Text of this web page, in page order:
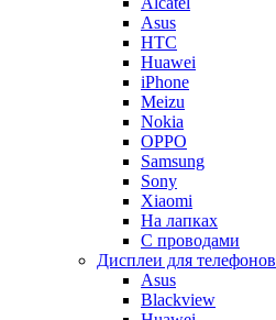
Asus
HTC
Huawei
iPhone
Meizu
Nokia
OPPO
Samsung
Sony
Xiaomi
На лапках
С проводами
Дисплеи для телефонов
Asus
Blackview